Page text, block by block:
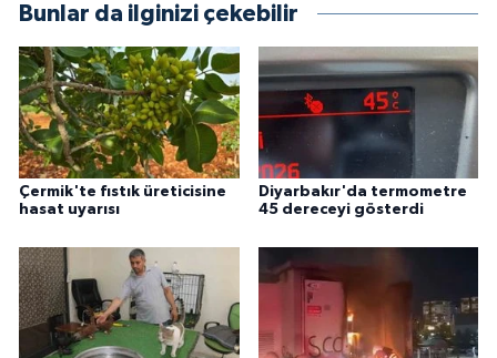
Bunlar da ilginizi çekebilir
Çermik'te fıstık üreticisine
hasat uyarısı
Diyarbakır'da termometre
45 dereceyi gösterdi